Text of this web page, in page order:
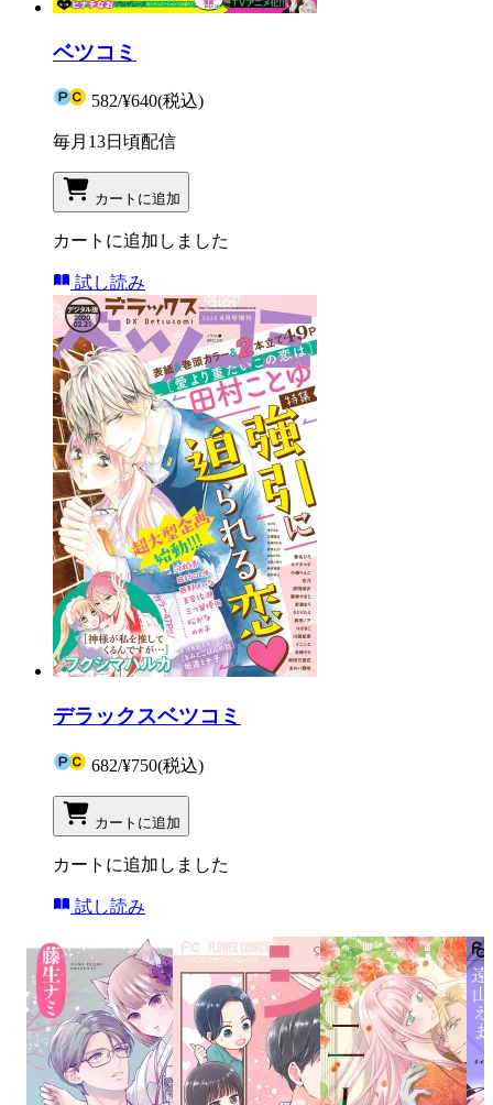
ベツコミ
582/¥640(税込)
毎月13日頃配信
カートに追加
カートに追加しました
試し読み
デラックスベツコミ
682/¥750(税込)
カートに追加
カートに追加しました
試し読み